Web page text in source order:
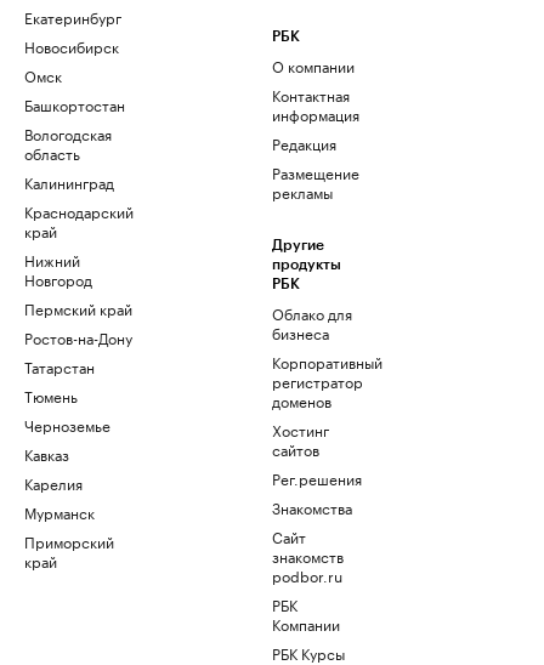
Екатеринбург
Новосибирск
Омск
Башкортостан
Вологодская
область
Калининград
Краснодарский
край
Нижний
Новгород
Пермский край
Ростов-на-Дону
Татарстан
Тюмень
Черноземье
Кавказ
Карелия
Мурманск
Приморский
край
РБК
О компании
Контактная
информация
Редакция
Размещение
рекламы
Другие
продукты
РБК
Облако для
бизнеса
Корпоративный
регистратор
доменов
Хостинг
сайтов
Рег.решения
Знакомства
Сайт
знакомств
podbor.ru
РБК
Компании
РБК Курсы